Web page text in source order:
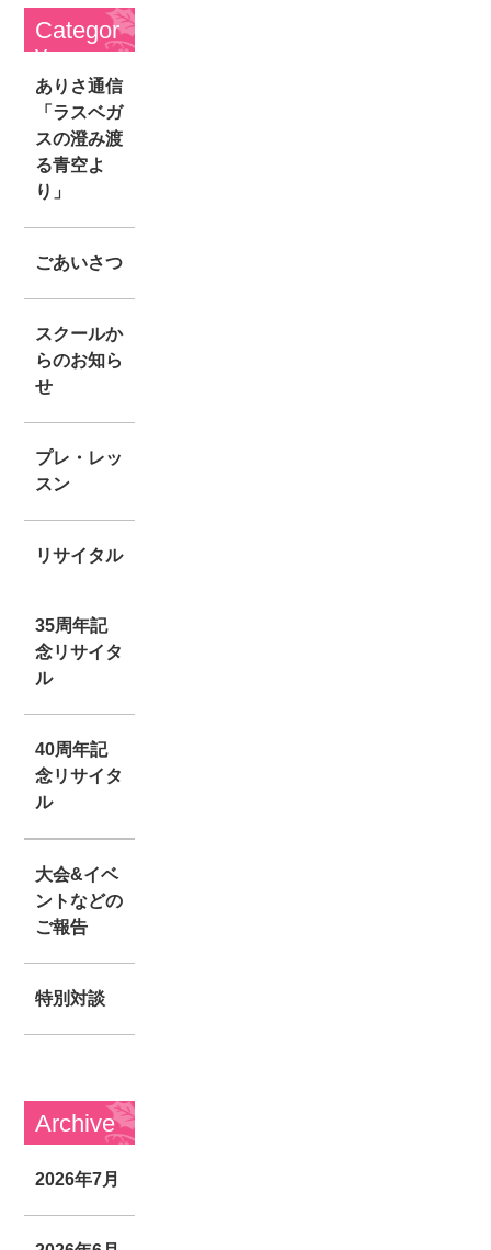
Categor
y
ありさ通信
「ラスベガ
スの澄み渡
る青空よ
り」
ごあいさつ
スクールか
らのお知ら
せ
プレ・レッ
スン
リサイタル
35周年記
念リサイタ
ル
40周年記
念リサイタ
ル
大会&イベ
ントなどの
ご報告
特別対談
Archive
2026年7月